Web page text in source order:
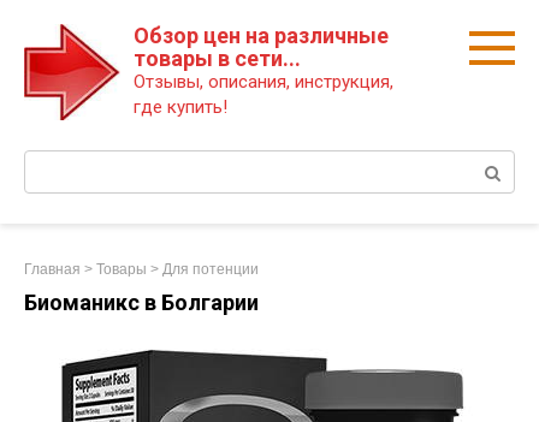
Обзор цен на различные
товары в сети...
Отзывы, описания, инструкция,
где купить!
Главная > Товары > Для потенции
Биоманикс в Болгарии